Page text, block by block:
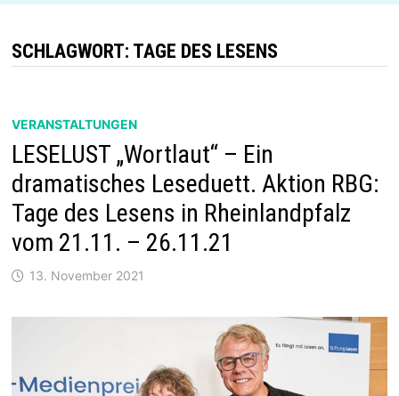
SCHLAGWORT: TAGE DES LESENS
VERANSTALTUNGEN
LESELUST „Wortlaut“ – Ein
dramatisches Leseduett. Aktion RBG:
Tage des Lesens in Rheinlandpfalz
vom 21.11. – 26.11.21
13. November 2021